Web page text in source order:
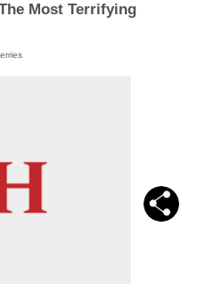
Most Terrifying